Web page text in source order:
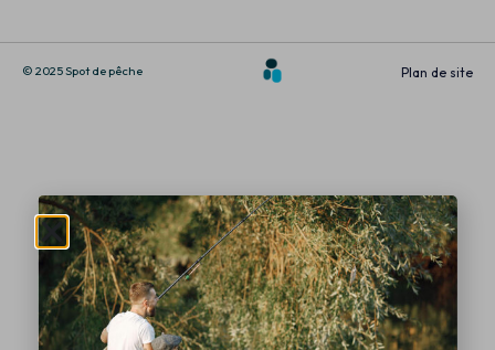
© 2025 Spot de pêche Plan de site